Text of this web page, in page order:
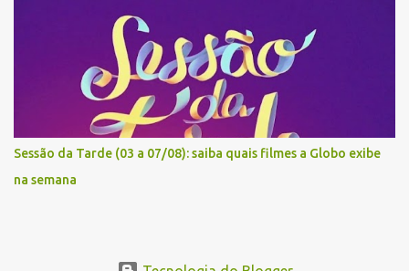
Sessão da Tarde (03 a 07/08): saiba quais filmes a Globo exibe
na semana